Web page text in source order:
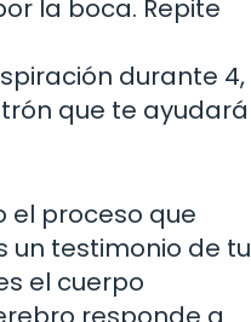
la boca. Repite
durante 4,
que te ayudará
el proceso que
un testimonio de tu
el cuerpo